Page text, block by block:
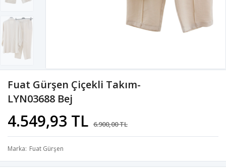
Fuat Gürşen Çiçekli Takım-
LYN03688 Bej
4.549,93 TL 6.900,00 TL
Marka Fuat Gürşen